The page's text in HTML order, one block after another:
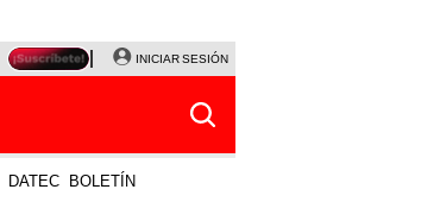
NALDY SALDAÑA LA BELLA LUZ
INICIAR SESIÓN
DATEC BOLETÍN